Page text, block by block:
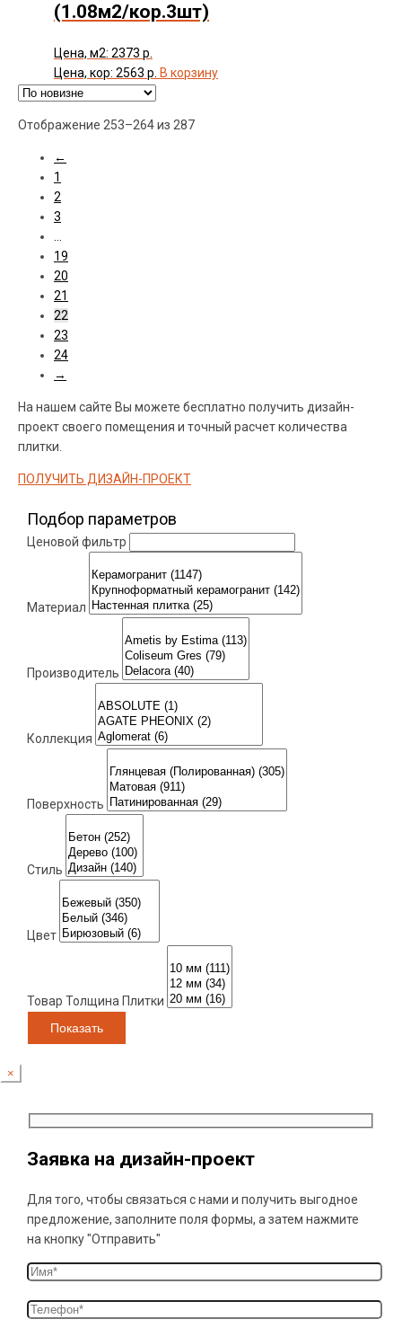
(1.08м2/кор.3шт)
Цена, м2: 2373 р.
Цена, кор: 2563 р. В корзину
Отображение 253–264 из 287Сортировка:
←
1
2
3
19
20
21
22
23
24
→
На нашем сайте Вы можете бесплатно получить дизайн-
проект своего помещения и точный расчет количества
плитки.
ПОЛУЧИТЬ ДИЗАЙН-ПРОЕКТ
Подбор параметров
Ценовой фильтр
Материал
Производитель
Коллекция
Поверхность
Стиль
Цвет
Товар Толщина Плитки
Показать
×
Заявка на дизайн-проект
Для того, чтобы связаться с нами и получить выгодное
предложение, заполните поля формы, а затем нажмите
на кнопку "Отправить"